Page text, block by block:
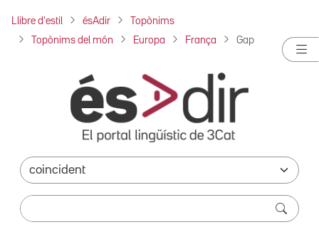
Llibre d'estil ésAdir Topònims
Topònims del món Europa França Gap